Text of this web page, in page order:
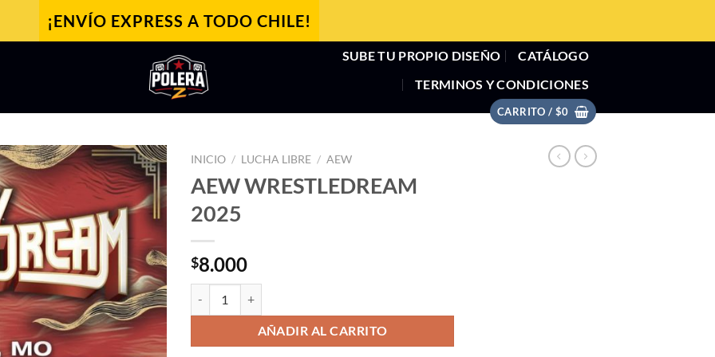
¡ENVÍO EXPRESS A TODO CHILE!
SUBE TU PROPIO DISEÑO
CATÁLOGO
TERMINOS Y CONDICIONES
CARRITO / $0
INICIO / LUCHA LIBRE / AEW
AEW WRESTLEDREAM
2025
$8.000
AÑADIR AL CARRITO